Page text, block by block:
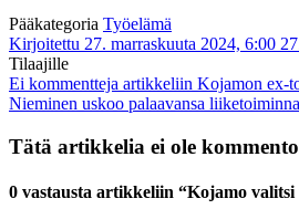
Pääkategoria Työelämä
Kirjoitettu 27. marraskuuta 2024, 6:00
Tilaajille
Ei kommentteja artikkeliin Kojamon ex-
Nieminen uskoo palaavansa
Tätä artikkelia ei ole
0 vastausta artikkeliin “Kojamo